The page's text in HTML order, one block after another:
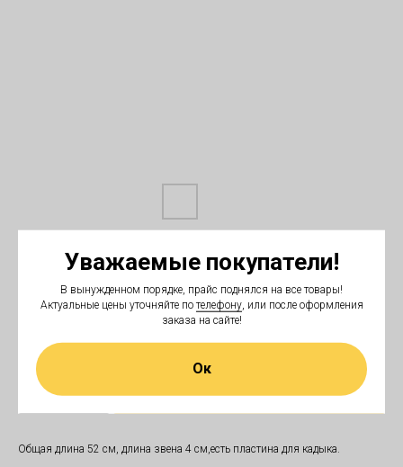
Уважаемые покупатели!
В вынужденном порядке, прайс поднялся на все товары!
Актуальные цены уточняйте по телефону, или после оформления
заказа на сайте!
Ок
Wunderhund ошейник строгий с застежкой,
для собак до 40 кг
Wunderhund
2 200 ₽
В корзину
Общая длина 52 см, длина звена 4 см,есть пластина для кадыка.